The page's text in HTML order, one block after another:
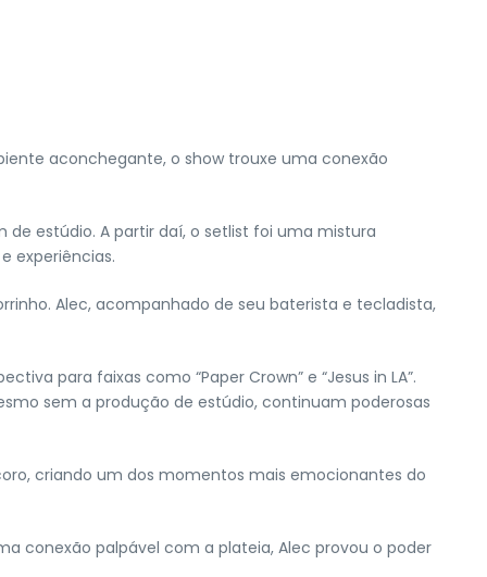
aconchegante, o show trouxe uma conexão
estúdio. A partir daí, o setlist foi uma mistura
experiências.
Alec, acompanhado de seu baterista e tecladista,
para faixas como “Paper Crown” e “Jesus in LA”.
sem a produção de estúdio, continuam poderosas
criando um dos momentos mais emocionantes do
conexão palpável com a plateia, Alec provou o poder